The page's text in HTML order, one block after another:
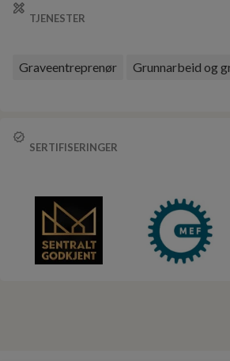
TJENESTER
Graveentreprenør Grunnarbeid og
SERTIFISERINGER